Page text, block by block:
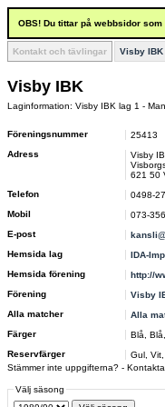
OBS! Du tittar på webbsidor
Kontakt och tävlingar Visby IBK
Visby IBK
Laginformation: Visby IBK lag 1 -
Föreningsnummer
25413
Adress
Visby
621 50
Telefon
0498-
Mobil
073-
E-post
Hemsida lag
IDA-
Hemsida förening
http://
Förening
Visby
Alla matcher
Alla
Färger
Blå,
Reservfärger
Gul,
Stämmer inte uppgifterna? -
Välj säsong